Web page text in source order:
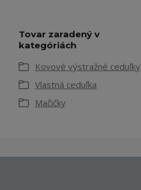
Tovar zaradený v
kategóriách
Kovové výstražné ceduľky
Vlastná ceduľka
Mačičky